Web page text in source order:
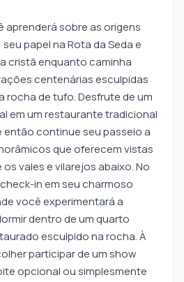
aprenderá sobre as origens
papel na Rota da Seda e
cristã enquanto caminha
centenárias esculpidas
rocha de tufo. Desfrute de um
em um restaurante tradicional
então continue seu passeio a
que oferecem vistas
vales e vilarejos abaixo. No
in em seu charmoso
você experimentará a
dentro de um quarto
esculpido na rocha. À
participar de um show
opcional ou simplesmente